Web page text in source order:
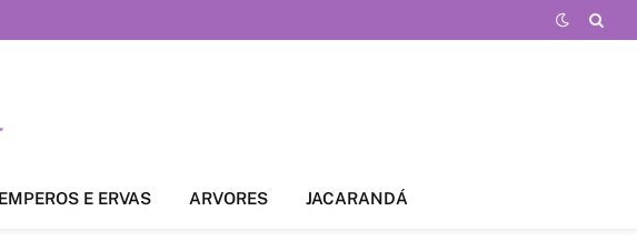
E ERVAS ARVORES JACARANDÁ